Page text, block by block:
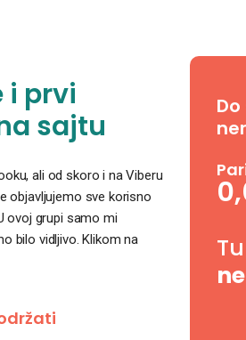
i prvi
sajtu
ali od skoro i na Viberu
objavljujemo sve korisno
ovoj grupi samo mi
bilo vidljivo. Klikom na